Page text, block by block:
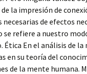
la impresión de
necesarias de efectos
se refiere a nuestro
En el análisis de
en su teoría del
de la mente humana.